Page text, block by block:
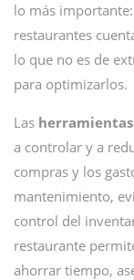
lo más
restaurantes
lo que no es de
para optimizarlos.
Las
a controlar y a
compras y los
mantenimiento,
control del
restaurante
ahorrar tiempo,